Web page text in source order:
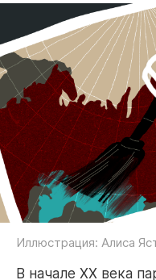
Иллюстрация: Алиса
В начале ХХ века